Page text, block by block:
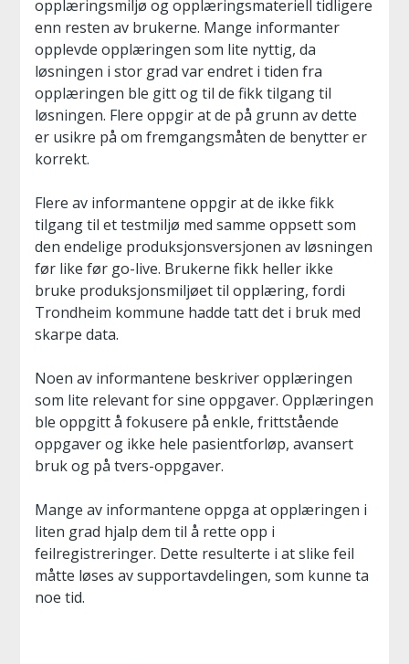
opplæringsmiljø og opplæringsmateriell tidligere
enn resten av brukerne. Mange informanter
opplevde opplæringen som lite nyttig, da
løsningen i stor grad var endret i tiden fra
opplæringen ble gitt og til de fikk tilgang til
løsningen. Flere oppgir at de på grunn av dette
er usikre på om fremgangsmåten de benytter er
korrekt.
Flere av informantene oppgir at de ikke fikk
tilgang til et testmiljø med samme oppsett som
den endelige produksjonsversjonen av løsningen
før like før go-live. Brukerne fikk heller ikke
bruke produksjonsmiljøet til opplæring, fordi
Trondheim kommune hadde tatt det i bruk med
skarpe data.
Noen av informantene beskriver opplæringen
som lite relevant for sine oppgaver. Opplæringen
ble oppgitt å fokusere på enkle, frittstående
oppgaver og ikke hele pasientforløp, avansert
bruk og på tvers-oppgaver.
Mange av informantene oppga at opplæringen i
liten grad hjalp dem til å rette opp i
feilregistreringer. Dette resulterte i at slike feil
måtte løses av supportavdelingen, som kunne ta
noe tid.